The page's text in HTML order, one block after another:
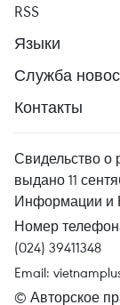
RSS
Языки
Служба
Контакты
Свидельство о
выдано 11
Информации и
Номер
(024) 39411348
Email:
© Авторское